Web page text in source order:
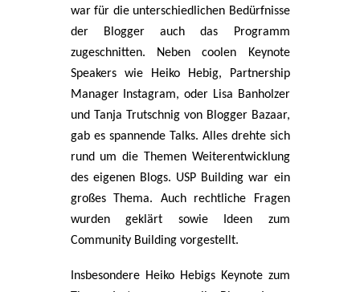
war für die unterschiedlichen Bedürfnisse
der Blogger auch das Programm
zugeschnitten. Neben coolen Keynote
Speakers wie Heiko Hebig, Partnership
Manager Instagram, oder Lisa Banholzer
und Tanja Trutschnig von Blogger Bazaar,
gab es spannende Talks. Alles drehte sich
rund um die Themen Weiterentwicklung
des eigenen Blogs. USP Building war ein
großes Thema. Auch rechtliche Fragen
wurden geklärt sowie Ideen zum
Community Building vorgestellt.
Insbesondere Heiko Hebigs Keynote zum